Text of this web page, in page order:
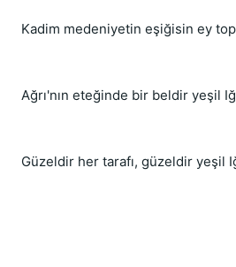
Kadim medeniyetin eşiğisin ey
Ağrı'nın eteğinde bir beldir yeşil
Güzeldir her tarafı, güzeldir yeşil